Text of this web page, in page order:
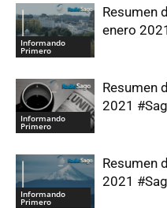
Informando
Primero
Resumen
enero
Informando
Primero
Resumen
2021
Informando
Primero
Resumen
2021